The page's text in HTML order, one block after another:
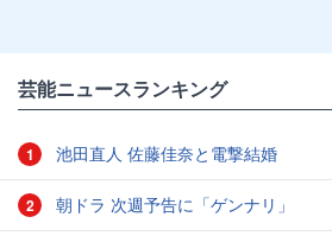
芸能ニュースランキング
1 池田直人 佐藤佳奈と電撃結婚
2 朝ドラ 次週予告に「ゲンナリ」